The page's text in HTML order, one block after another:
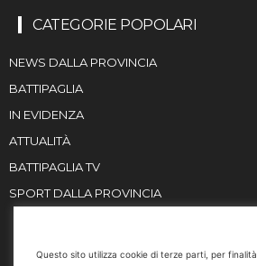
CATEGORIE POPOLARI
NEWS DALLA PROVINCIA
BATTIPAGLIA
IN EVIDENZA
ATTUALITÀ
BATTIPAGLIA TV
SPORT DALLA PROVINCIA
Questo sito utilizza cookie di terze parti, per finalità